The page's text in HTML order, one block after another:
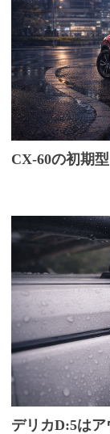
CX-60の初期
デリカD:5は